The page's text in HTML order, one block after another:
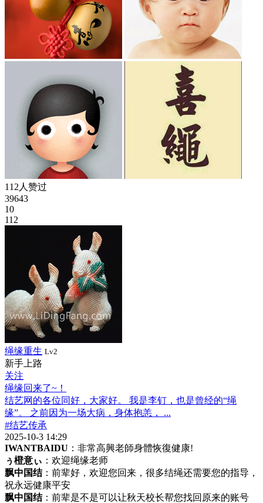
112人赞过
39643
10
112
绳缘重生 Lv2
新手上路
关注
绳缘回来了~！
结艺网的各位同好，大家好。 我是李钉，也是曾经的“绳
缘”。 之前因为一场大病，身体抱恙， ...
#结艺传承
2025-10-3 14:29
IWANTBAIDU ：非常高興老師身體恢復健康!
ぅ橙意ぃ ：欢迎绳缘老师
飘中国结：前辈好，欢迎您回来，很多结绳还需要您的指导，
祝永远健康平安
飘中国结：前辈是不是可以让秋天校长帮您找回原来的账号